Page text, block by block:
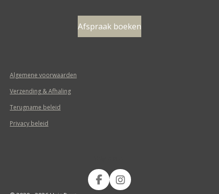
Afspraak boeken
Algemene voorwaarden
Verzending & Afhaling
Terugname beleid
Privacy beleid
F
I